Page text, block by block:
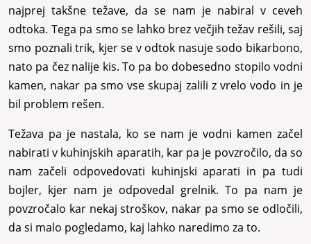
najprej takšne težave, da se nam je nabiral v ceveh
odtoka. Tega pa smo se lahko brez večjih težav rešili, saj
smo poznali trik, kjer se v odtok nasuje sodo bikarbono,
nato pa čez nalije kis. To pa bo dobesedno stopilo vodni
kamen, nakar pa smo vse skupaj zalili z vrelo vodo in je
bil problem rešen.
Težava pa je nastala, ko se nam je vodni kamen začel
nabirati v kuhinjskih aparatih, kar pa je povzročilo, da so
nam začeli odpovedovati kuhinjski aparati in pa tudi
bojler, kjer nam je odpovedal grelnik. To pa nam je
povzročalo kar nekaj stroškov, nakar pa smo se odločili,
da si malo pogledamo, kaj lahko naredimo za to.